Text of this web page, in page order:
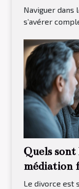
procès
Naviguer dans
s’avérer
Quels sont
médiation
divorce ?
Le divorce est